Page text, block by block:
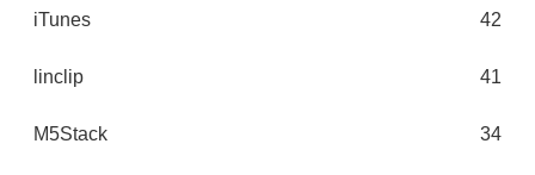
iTunes 42
linclip 41
M5Stack 34